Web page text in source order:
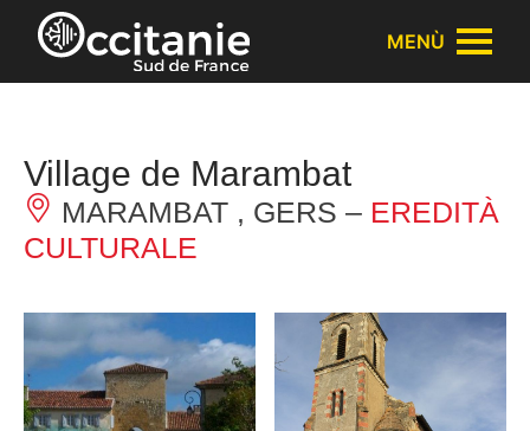
Pannello di gestione dei cookies
MENÙ
Village de Marambat
MARAMBAT , GERS – EREDITÀ
CULTURALE